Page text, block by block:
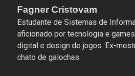
Fagner Cristovam
Estudante de Sistemas de
aficionado por tecnologia e
digital e design de jogos. Ex-
chato de galochas.